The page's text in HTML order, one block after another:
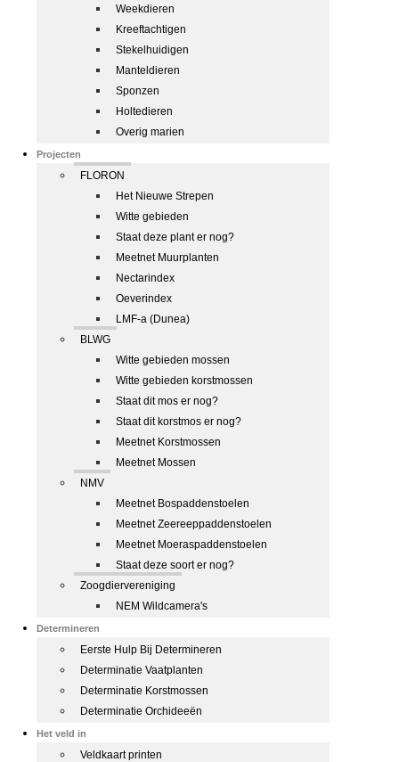
Weekdieren
Kreeftachtigen
Stekelhuidigen
Manteldieren
Sponzen
Holtedieren
Overig marien
Projecten
FLORON
Het Nieuwe Strepen
Witte gebieden
Staat deze plant er nog?
Meetnet Muurplanten
Nectarindex
Oeverindex
LMF-a (Dunea)
BLWG
Witte gebieden mossen
Witte gebieden korstmossen
Staat dit mos er nog?
Staat dit korstmos er nog?
Meetnet Korstmossen
Meetnet Mossen
NMV
Meetnet Bospaddenstoelen
Meetnet Zeereeppaddenstoelen
Meetnet Moeraspaddenstoelen
Staat deze soort er nog?
Zoogdiervereniging
NEM Wildcamera's
Determineren
Eerste Hulp Bij Determineren
Determinatie Vaatplanten
Determinatie Korstmossen
Determinatie Orchideeën
Het veld in
Veldkaart printen